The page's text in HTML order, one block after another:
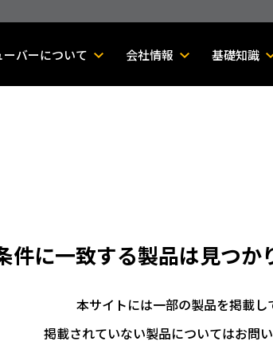
ーバーについて 会社情報 基礎知識
件に一致する製品は見つか
本サイトには一部の製品を掲載し
掲載されていない製品についてはお問